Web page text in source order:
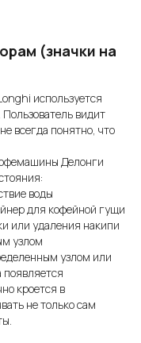
(значки на
используется
видит
всегда понятно, что
Делонги
воды
для кофейной гущи
или удаления накипи
узлом
узлом или
кроется в
не только сам